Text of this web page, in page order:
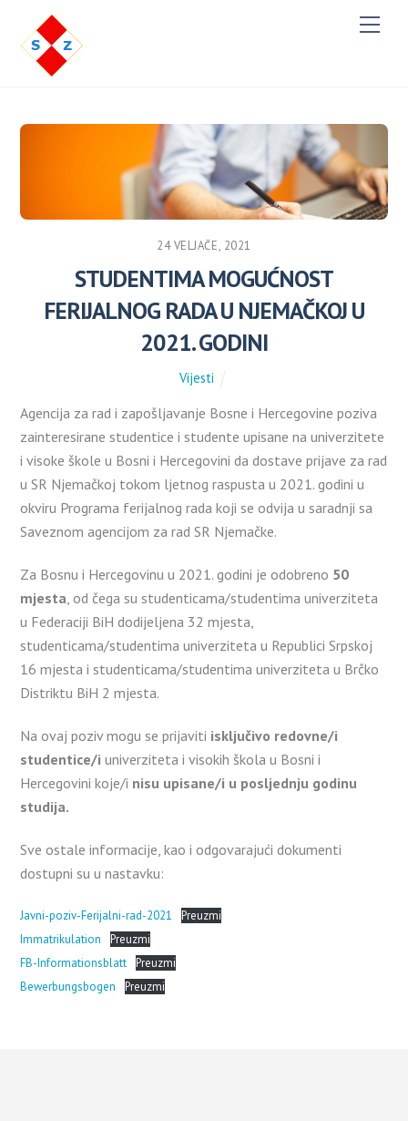
24 VELJAČE, 2021
STUDENTIMA MOGUĆNOST
FERIJALNOG RADA U NJEMAČKOJ U
2021. GODINI
Vijesti
Agencija za rad i zapošljavanje Bosne i Hercegovine poziva
zainteresirane studentice i studente upisane na univerzitete
i visoke škole u Bosni i Hercegovini da dostave prijave za rad
u SR Njemačkoj tokom ljetnog raspusta u 2021. godini u
okviru Programa ferijalnog rada koji se odvija u saradnji sa
Saveznom agencijom za rad SR Njemačke.
Za Bosnu i Hercegovinu u 2021. godini je odobreno 50
mjesta, od čega su studenticama/studentima univerziteta
u Federaciji BiH dodijeljena 32 mjesta,
studenticama/studentima univerziteta u Republici Srpskoj
16 mjesta i studenticama/studentima univerziteta u Brčko
Distriktu BiH 2 mjesta.
Na ovaj poziv mogu se prijaviti isključivo redovne/i
studentice/i univerziteta i visokih škola u Bosni i
Hercegovini koje/i nisu upisane/i u posljednju godinu
studija.
Sve ostale informacije, kao i odgovarajući dokumenti
dostupni su u nastavku:
Javni-poziv-Ferijalni-rad-2021
Preuzmi
Immatrikulation
Preuzmi
FB-Informationsblatt Preuzmi
Bewerbungsbogen
Preuzmi